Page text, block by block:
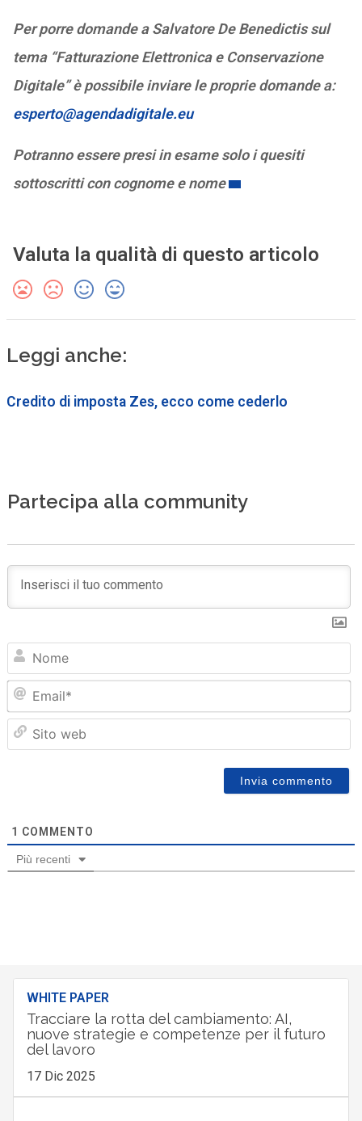
Per porre domande a Salvatore De Benedictis sul
tema “Fatturazione Elettronica e Conservazione
Digitale” è possibile inviare le proprie domande a:
esperto@agendadigitale.eu
Potranno essere presi in esame solo i quesiti
sottoscritti con cognome e nome
Valuta la qualità di questo articolo
Leggi anche:
Credito di imposta Zes, ecco come cederlo
Partecipa alla community
1 COMMENTO
Più recenti
WHITE PAPER
Tracciare la rotta del cambiamento: AI,
nuove strategie e competenze per il futuro
del lavoro
17 Dic 2025